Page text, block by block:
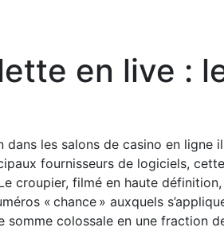
en live :
les salons de casino en ligne
fournisseurs de logiciels,
croupier, filmé en haute
« chance » auxquels
somme colossale en une fraction